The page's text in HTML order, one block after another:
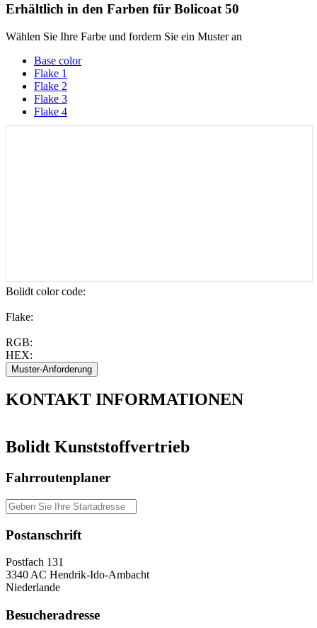
Erhältlich in den Farben für Bolicoat 50
Wählen Sie Ihre Farbe und fordern Sie ein Muster an
Base color
Flake 1
Flake 2
Flake 3
Flake 4
Bolidt color code:
Flake:
RGB:
HEX:
KONTAKT INFORMATIONEN
Bolidt Kunststoffvertrieb
Fahrroutenplaner
Postanschrift
Postfach 131
3340 AC Hendrik-Ido-Ambacht
Niederlande
Besucheradresse